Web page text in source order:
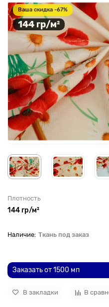
Ваша скидка -67%
144 гр/м²
Плотность
144 гр/м²
Ткань под заказ
Заказать от 1500 мп
В закладки В